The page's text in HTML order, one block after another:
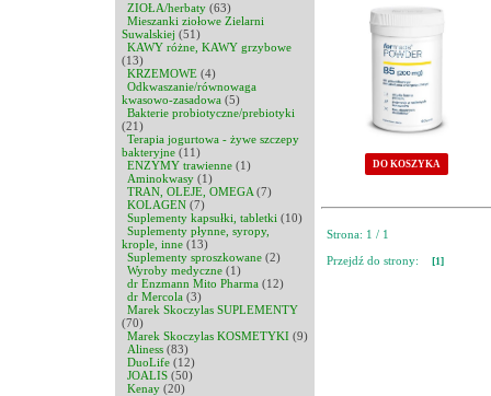
ZIOŁA/herbaty (63)
Mieszanki ziołowe Zielarni
Suwalskiej (51)
KAWY różne, KAWY grzybowe
(13)
KRZEMOWE (4)
Odkwaszanie/równowaga
kwasowo-zasadowa (5)
Bakterie probiotyczne/prebiotyki
(21)
Terapia jogurtowa - żywe szczepy
bakteryjne (11)
ENZYMY trawienne (1)
Aminokwasy (1)
TRAN, OLEJE, OMEGA (7)
KOLAGEN (7)
Suplementy kapsułki, tabletki (10)
Suplementy płynne, syropy,
krople, inne (13)
Suplementy sproszkowane (2)
Wyroby medyczne (1)
dr Enzmann Mito Pharma (12)
dr Mercola (3)
Marek Skoczylas SUPLEMENTY
(70)
Marek Skoczylas KOSMETYKI (9)
Aliness (83)
DuoLife (12)
JOALIS (50)
Kenay (20)
DO KOSZYKA
Strona: 1 / 1
Przejdź do strony:
[1]